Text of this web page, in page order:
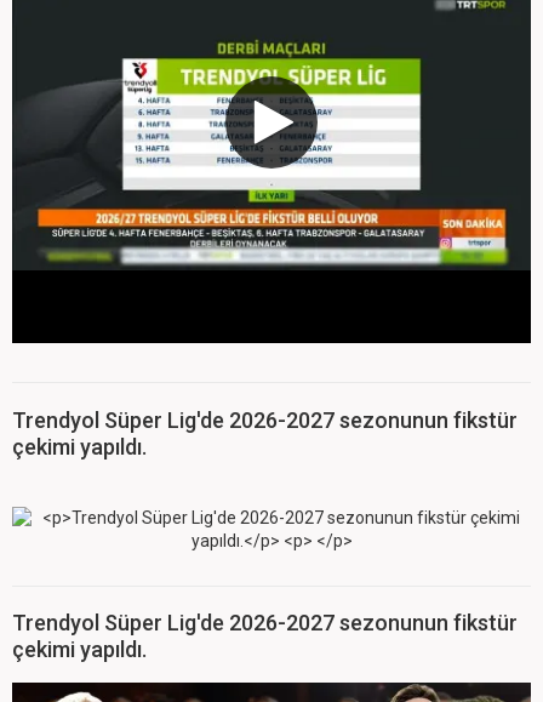
Trendyol Süper Lig'de 2026-2027 sezonunun fikstür
çekimi yapıldı.
Trendyol Süper Lig'de 2026-2027 sezonunun fikstür
çekimi yapıldı.